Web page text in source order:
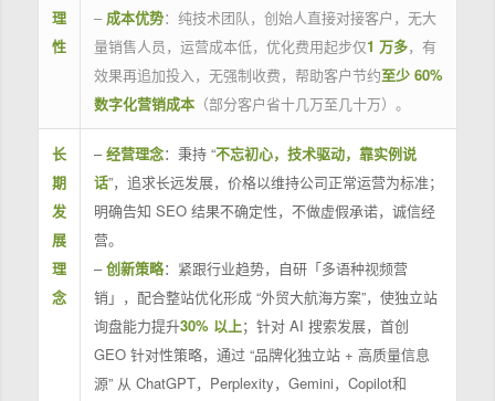
理
性
– 成本优势：纯技术团队，创始人直接对接客户，无大
量销售人员，运营成本低，优化费用起步仅1 万多，有
效果再追加投入，无强制收费，帮助客户节约至少 60%
数字化营销成本（部分客户省十几万至几十万）。
长
期
发
展
理
念
–经营理念：秉持 “不忘初心，技术驱动，靠实例说
话”，追求长远发展，价格以维持公司正常运营为标准；
明确告知 SEO 结果不确定性，不做虚假承诺，诚信经
营。
–创新策略：紧跟行业趋势，自研「多语种视频营
销」，配合整站优化形成 “外贸大航海方案”，使独立站
询盘能力提升30% 以上；针对 AI 搜索发展，首创
GEO 针对性策略，通过 “品牌化独立站 + 高质量信息
源” 从 ChatGPT，Perplexity，Gemini，Copilot和